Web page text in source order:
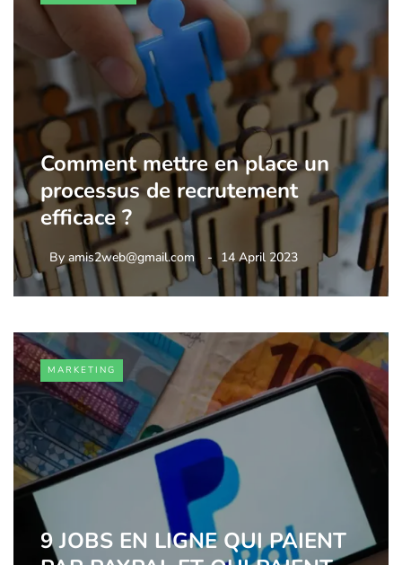
Comment mettre en place un
processus de recrutement
efficace ?
By amis2web@gmail.com 14 April 2023
MARKETING
9 JOBS EN LIGNE QUI PAIENT